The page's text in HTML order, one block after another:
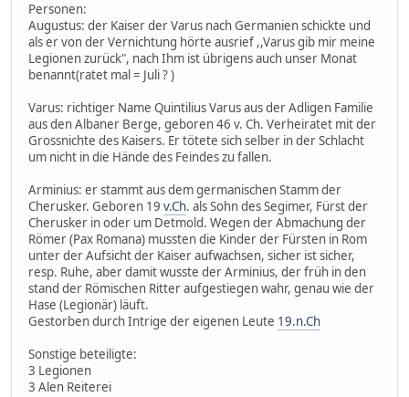
Personen:
Augustus: der Kaiser der Varus nach Germanien schickte und
als er von der Vernichtung hörte ausrief ,,Varus gib mir meine
Legionen zurück", nach Ihm ist übrigens auch unser Monat
benannt(ratet mal = Juli ? )
Varus: richtiger Name Quintilius Varus aus der Adligen Familie
aus den Albaner Berge, geboren 46 v. Ch. Verheiratet mit der
Grossnichte des Kaisers. Er tötete sich selber in der Schlacht
um nicht in die Hände des Feindes zu fallen.
Arminius: er stammt aus dem germanischen Stamm der
Cherusker. Geboren 19 v.Ch. als Sohn des Segimer, Fürst der
Cherusker in oder um Detmold. Wegen der Abmachung der
Römer (Pax Romana) mussten die Kinder der Fürsten in Rom
unter der Aufsicht der Kaiser aufwachsen, sicher ist sicher,
resp. Ruhe, aber damit wusste der Arminius, der früh in den
stand der Römischen Ritter aufgestiegen wahr, genau wie der
Hase (Legionär) läuft.
Gestorben durch Intrige der eigenen Leute 19.n.Ch
Sonstige beteiligte:
3 Legionen
3 Alen Reiterei